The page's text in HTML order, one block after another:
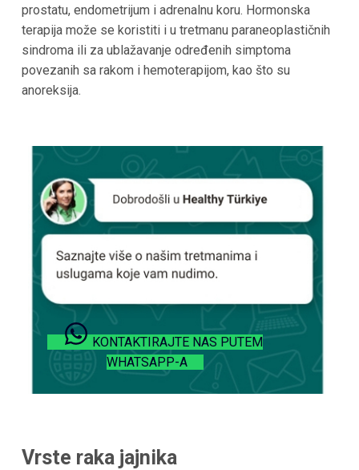
prostatu, endometrijum i adrenalnu koru. Hormonska
terapija može se koristiti i u tretmanu paraneoplastičnih
sindroma ili za ublažavanje određenih simptoma
povezanih sa rakom i hemoterapijom, kao što su
anoreksija.
KONTAKTIRAJTE NAS PUTEM
WHATSAPP-A
Vrste raka jajnika